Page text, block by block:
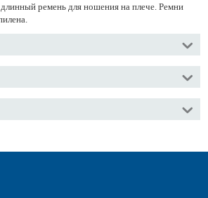
ремень для ношения на плече. Ремни